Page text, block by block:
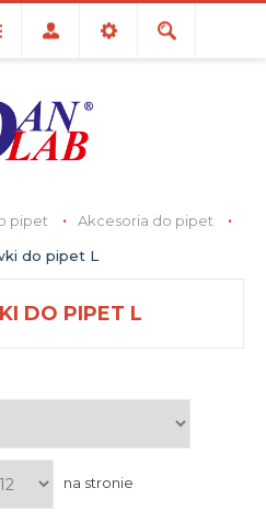
pipet
Akcesoria do pipet
do pipet L
DO PIPET L
na stronie